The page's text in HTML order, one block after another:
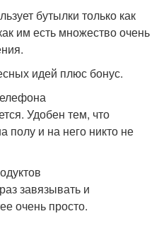
бутылки только как
им есть множество очень
идей плюс бонус.
Удобен тем, что
полу и на него никто не
завязывать и
очень просто.